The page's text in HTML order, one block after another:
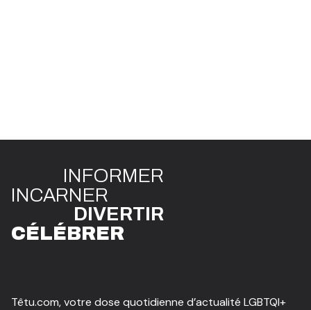
INFORMER
INCARNER
DIVERTIR
CÉLÉBRER
Têtu.com, votre dose quotidienne d’actualité LGBTQI+